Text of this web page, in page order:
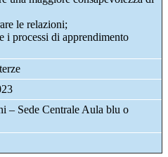
le relazioni;
i processi di apprendimento
– Sede Centrale Aula blu o